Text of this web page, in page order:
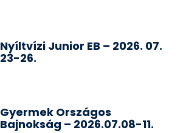
Nyíltvízi Junior EB – 2026. 07.
23-26.
Gyermek Országos
Bajnokság – 2026.07.08-11.